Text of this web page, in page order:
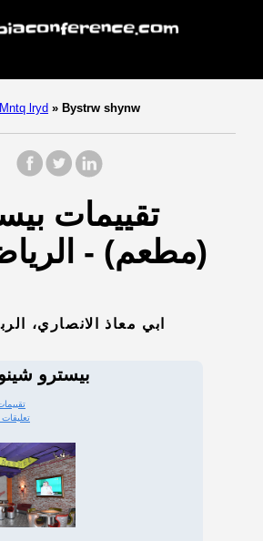
Mntq lryd » Bystrw shynw
تقييمات
(مطعم) -
ابي معاذ الانصاري،
بيسترو
1878
91